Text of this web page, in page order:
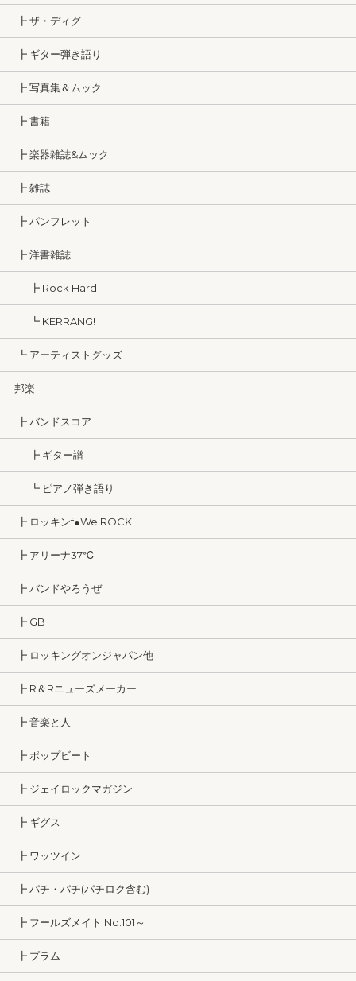
┣ ザ・ディグ
┣ ギター弾き語り
┣ 写真集＆ムック
┣ 書籍
┣ 楽器雑誌&ムック
┣ 雑誌
┣ パンフレット
┣ 洋書雑誌
┣ Rock Hard
┗ KERRANG!
┗ アーティストグッズ
邦楽
┣ バンドスコア
┣ ギター譜
┗ ピアノ弾き語り
┣ ロッキンf●We ROCK
┣ アリーナ37℃
┣ バンドやろうぜ
┣ GB
┣ ロッキングオンジャパン他
┣ R＆Rニューズメーカー
┣ 音楽と人
┣ ポップビート
┣ ジェイロックマガジン
┣ ギグス
┣ ワッツイン
┣ パチ・パチ(パチロク含む)
┣ フールズメイト No.101～
┣ プラム